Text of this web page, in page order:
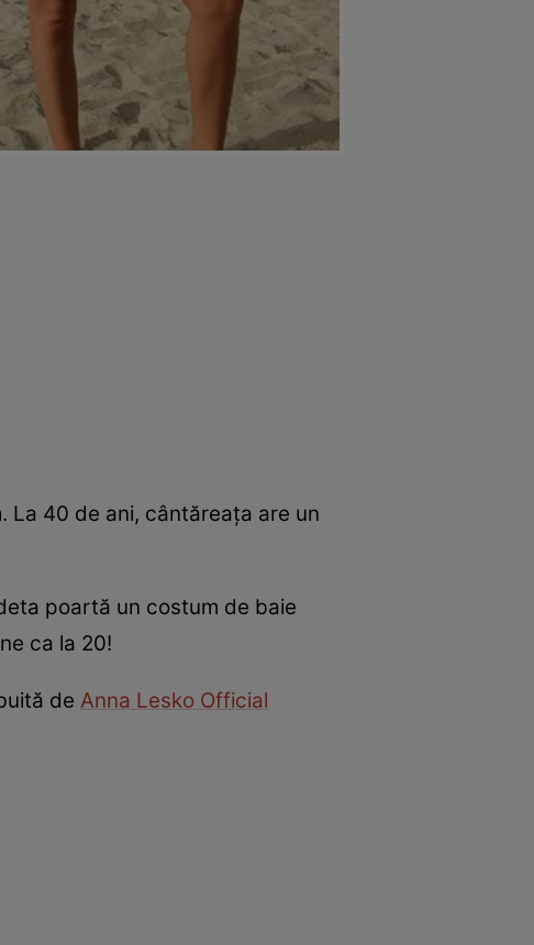
La 40 de ani, cântăreaţa are un
poartă un costum de baie
ca la 20!
de Anna Lesko Official